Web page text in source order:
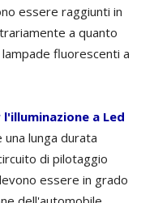
essere raggiunti in
a quanto
fluorescenti a
a Led
lunga durata
di pilotaggio
essere in grado